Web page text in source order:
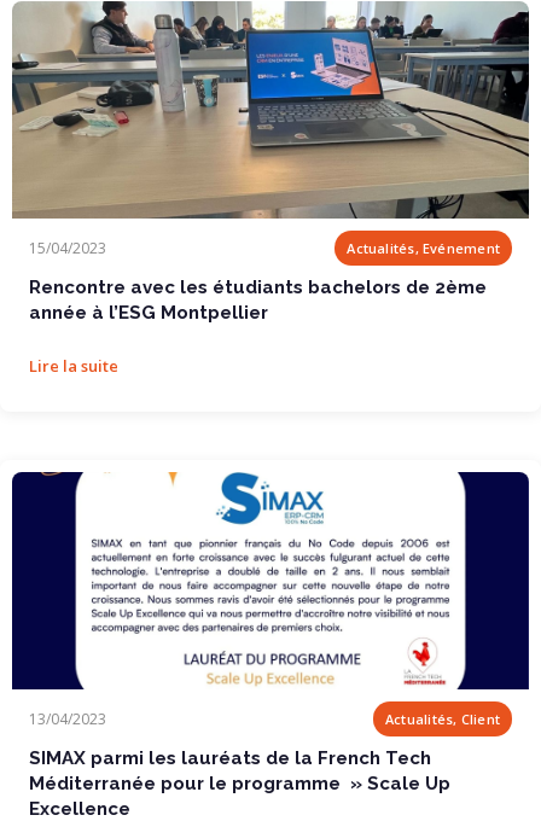
Rencontre avec les étudiants bachelors de 2ème année à l’ESG Montpellier
15/04/2023 Actualités, Evénement
Rencontre avec les étudiants bachelors de 2ème
année à l’ESG Montpellier
Lire la suite
SIMAX parmi les lauréats de la French Tech Méditerranée pour le
programme » Scale Up Excellence
13/04/2023 Actualités, Client
SIMAX parmi les lauréats de la French Tech
Méditerranée pour le programme » Scale Up
Excellence